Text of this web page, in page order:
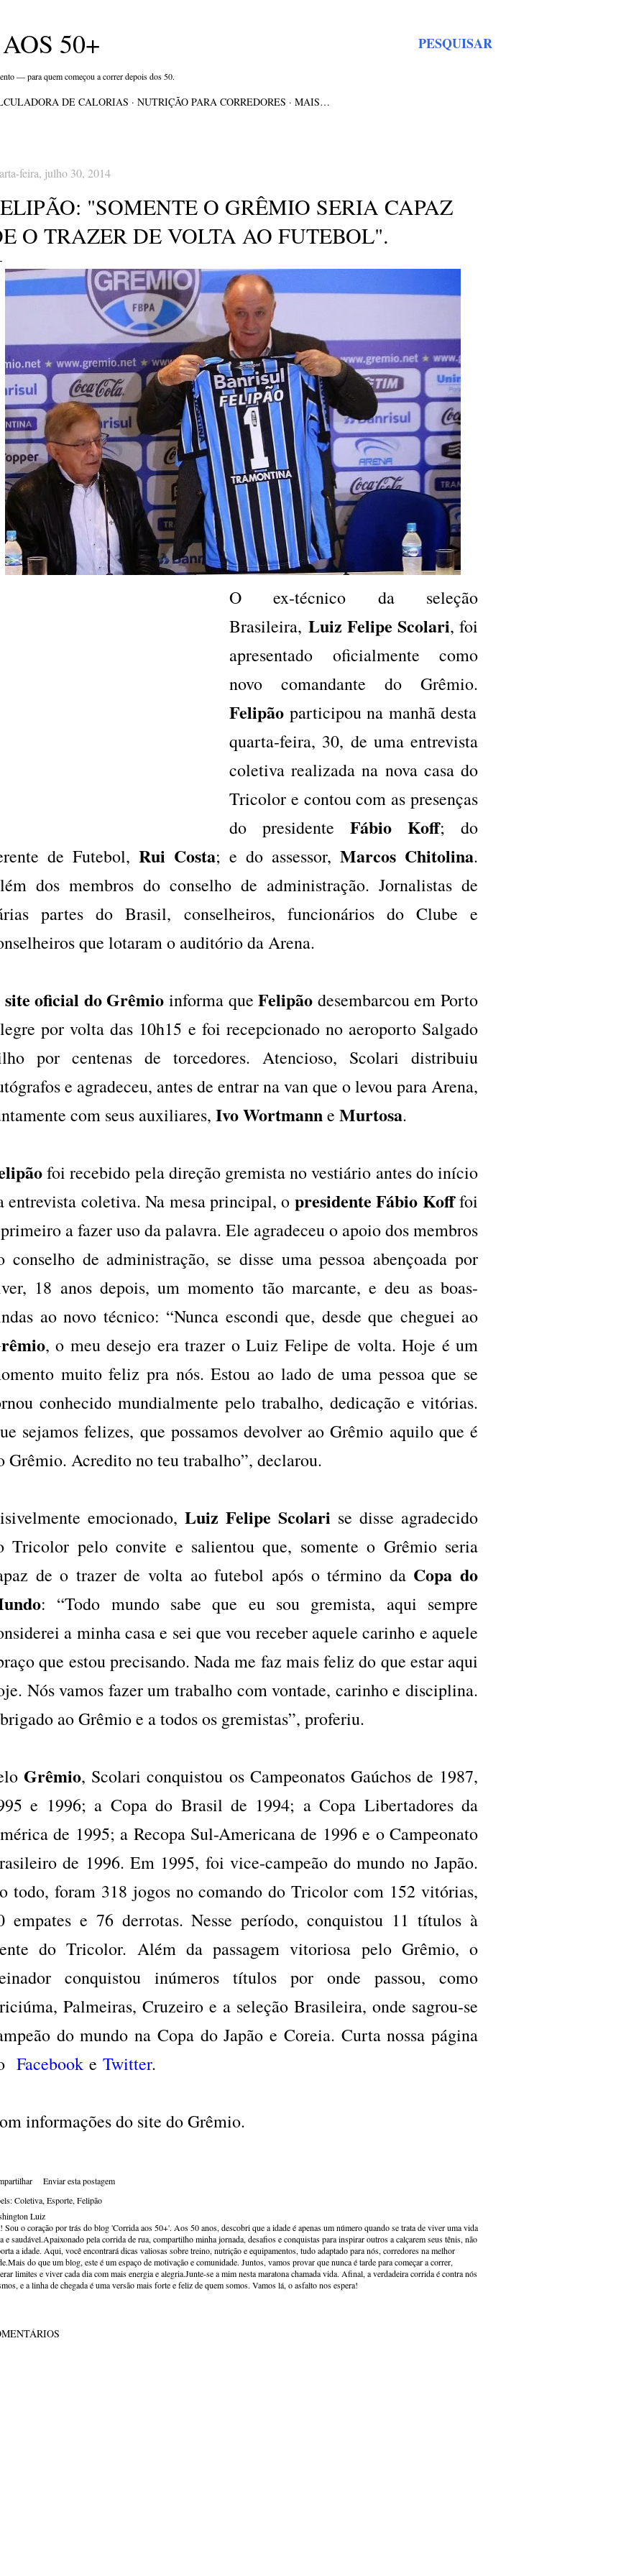
PESQUISAR
50+
— para quem começou a correr depois dos 50.
DE CALORIAS NUTRIÇÃO PARA CORREDORES MAIS…
feira, julho 30, 2014
"SOMENTE O GRÊMIO SERIA CAPAZ
O TRAZER DE VOLTA AO FUTEBOL".
O ex-técnico da seleção
Brasileira, Luiz Felipe Scolari, foi
apresentado oficialmente como
novo comandante do Grêmio.
Felipão participou na manhã desta
quarta-feira, 30, de uma entrevista
coletiva realizada na nova casa do
Tricolor e contou com as presenças
do presidente Fábio Koff; do
de Futebol, Rui Costa; e do assessor, Marcos Chitolina.
dos membros do conselho de administração. Jornalistas de
partes do Brasil, conselheiros, funcionários do Clube e
que lotaram o auditório da Arena.
site oficial do Grêmio informa queFelipão desembarcou em Porto
por volta das 10h15 e foi recepcionado no aeroporto Salgado
por centenas de torcedores. Atencioso, Scolari distribuiu
e agradeceu, antes de entrar na van que o levou para Arena,
com seus auxiliares, Ivo Wortmanne Murtosa.
foi recebido pela direção gremista no vestiário antes do início
entrevista coletiva. Na mesa principal, o presidente Fábio Kofffoi
a fazer uso da palavra. Ele agradeceu o apoio dos membros
conselho de administração, se disse uma pessoa abençoada por
18 anos depois, um momento tão marcante, e deu as boas-
ao novo técnico: “Nunca escondi que, desde que cheguei ao
, o meu desejo era trazer o Luiz Felipe de volta. Hoje é um
muito feliz pra nós. Estou ao lado de uma pessoa que se
conhecido mundialmente pelo trabalho, dedicação e vitórias.
sejamos felizes, que possamos devolver ao Grêmio aquilo que é
Grêmio. Acredito no teu trabalho”, declarou.
emocionado, Luiz Felipe Scolari se disse agradecido
Tricolor pelo convite e salientou que, somente o Grêmio seria
de o trazer de volta ao futebol após o término da Copa do
: “Todo mundo sabe que eu sou gremista, aqui sempre
a minha casa e sei que vou receber aquele carinho e aquele
que estou precisando. Nada me faz mais feliz do que estar aqui
Nós vamos fazer um trabalho com vontade, carinho e disciplina.
ao Grêmio e a todos os gremistas”, proferiu.
Grêmio, Scolari conquistou os Campeonatos Gaúchos de 1987,
e 1996; a Copa do Brasil de 1994; a Copa Libertadores da
de 1995; a Recopa Sul-Americana de 1996 e o Campeonato
de 1996. Em 1995, foi vice-campeão do mundo no Japão.
todo, foram 318 jogos no comando do Tricolor com 152 vitórias,
empates e 76 derrotas. Nesse período, conquistou 11 títulos à
do Tricolor. Além da passagem vitoriosa pelo Grêmio, o
conquistou inúmeros títulos por onde passou, como
Palmeiras, Cruzeiro e a seleção Brasileira, onde sagrou-se
do mundo na Copa do Japão e Coreia. Curta nossa página
Facebook e Twitter.
informações do site do Grêmio.
Enviar esta postagem
Coletiva Esporte Felipão
Luiz
Sou o coração por trás do blog 'Corrida aos 50+'. Aos 50 anos, descobri que a idade é apenas um número quando se trata de viver uma vida
e saudável.Apaixonado pela corrida de rua, compartilho minha jornada, desafios e conquistas para inspirar outros a calçarem seus tênis, não
a idade. Aqui, você encontrará dicas valiosas sobre treino, nutrição e equipamentos, tudo adaptado para nós, corredores na melhor
do que um blog, este é um espaço de motivação e comunidade. Juntos, vamos provar que nunca é tarde para começar a correr,
limites e viver cada dia com mais energia e alegria.Junte-se a mim nesta maratona chamada vida. Afinal, a verdadeira corrida é contra nós
e a linha de chegada é uma versão mais forte e feliz de quem somos. Vamos lá, o asfalto nos espera!